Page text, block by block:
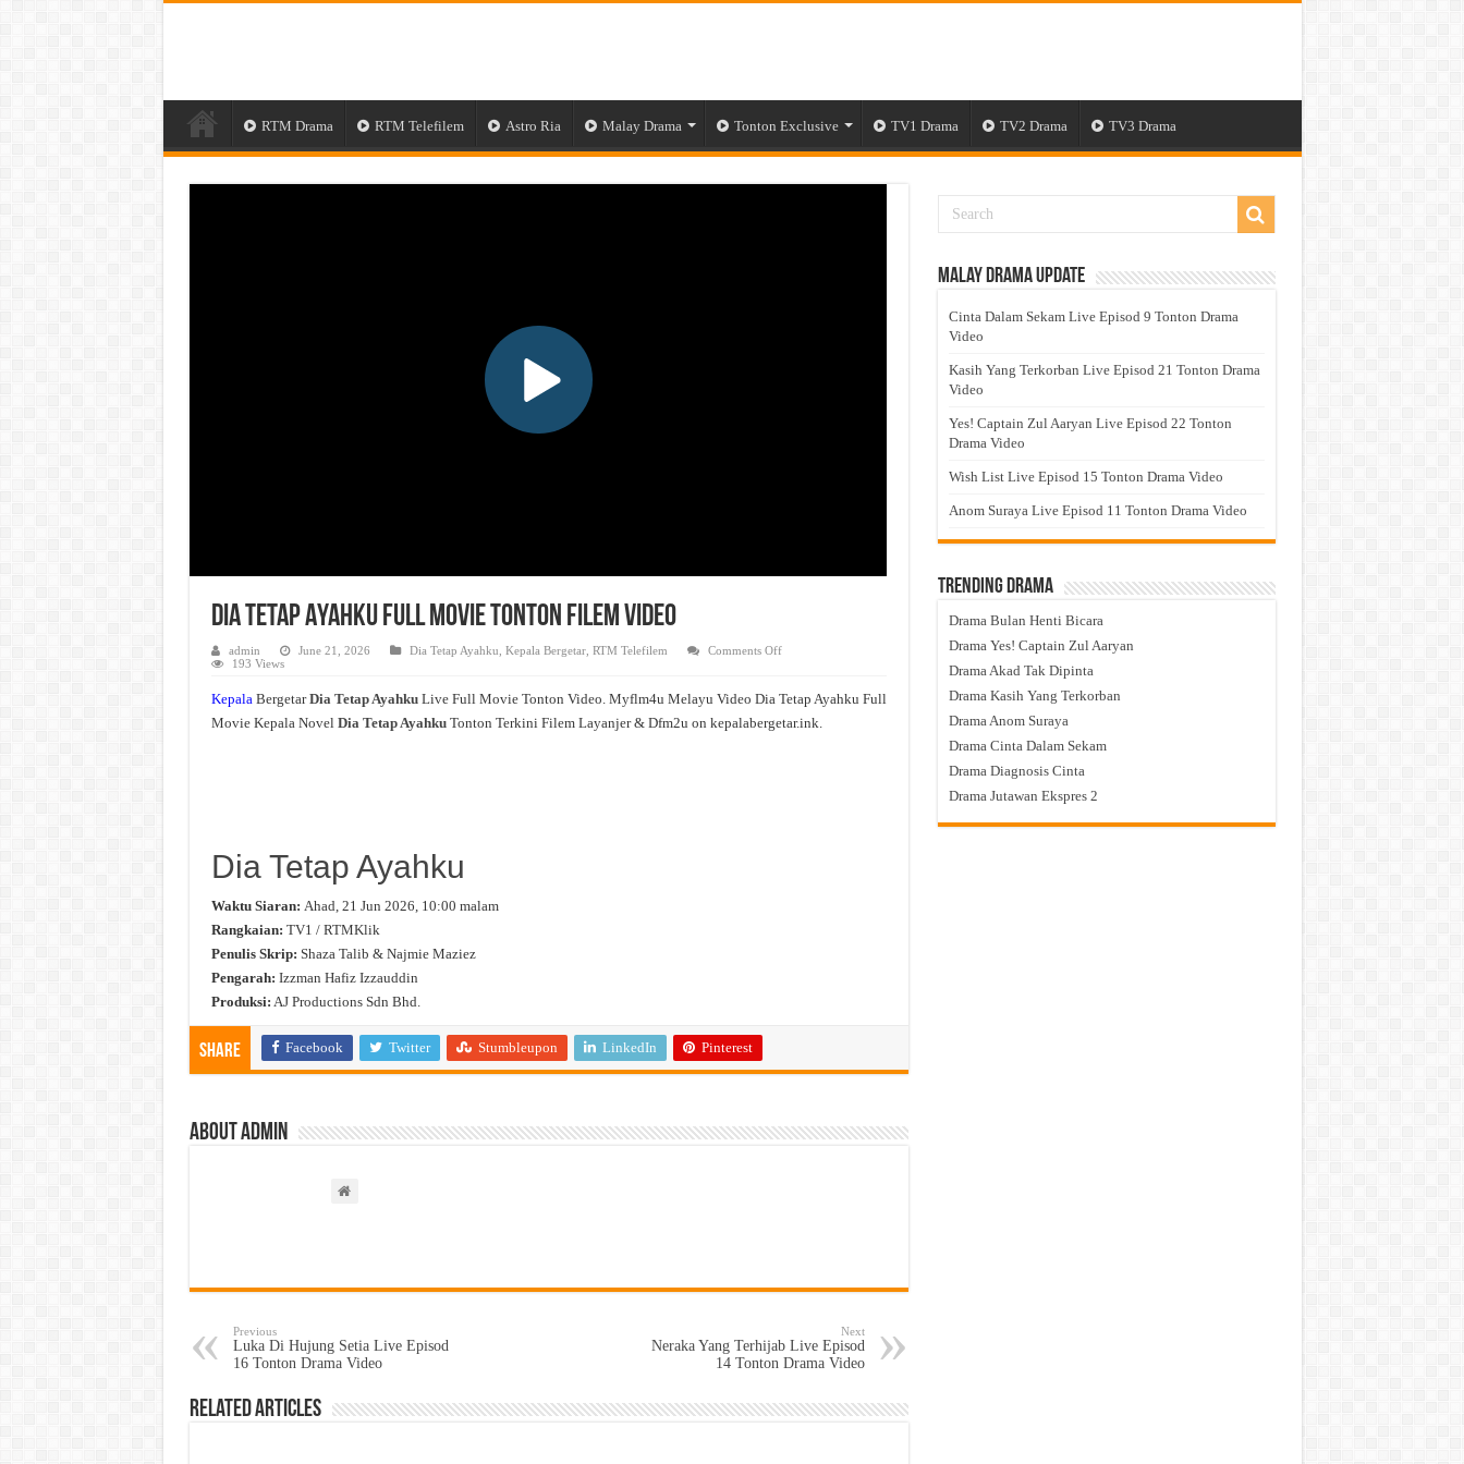
RTM Drama RTM Telefilem Astro Ria Malay Drama Tonton Exclusive TV1 Drama TV2 Drama TV3 Drama
Dia Tetap Ayahku Full Movie Tonton Filem Video
admin June 21, 2026 Dia Tetap Ayahku Kepala Bergetar, RTM Telefilem Comments Offon
Full
Tonton
193 Views
KepalaBergetarDia Tetap Ayahku Live Full Movie Tonton Video. Myflm4u Melayu Video Dia Tetap Ayahku Full
Movie Kepala NovelDia Tetap Ayahku Tonton Terkini Filem Layanjer & Dfm2u on kepalabergetar.ink.
Dia Tetap Ayahku
Waktu Siaran: Ahad, 21 Jun 2026, 10:00 malam
Rangkaian: TV1 / RTMKlik
Penulis Skrip: Shaza Talib & Najmie Maziez
Pengarah: Izzman Hafiz Izzauddin
Produksi: AJ Productions Sdn Bhd.
Share Facebook Twitter Stumbleupon LinkedIn Pinterest
About admin
Previous
Luka Di Hujung Setia Live Episod
16 Tonton Drama Video
Next
Neraka Yang Terhijab Live Episod
14 Tonton Drama Video
Related Articles
Malay Drama Update
Cinta Dalam Sekam Live Episod 9 Tonton Drama
Video
Kasih Yang Terkorban Live Episod 21 Tonton Drama
Video
Yes! Captain Zul Aaryan Live Episod 22 Tonton
Drama Video
Wish List Live Episod 15 Tonton Drama Video
Anom Suraya Live Episod 11 Tonton Drama Video
Trending Drama
Drama Bulan Henti Bicara
Drama Yes! Captain Zul Aaryan
Drama Akad Tak Dipinta
Drama Kasih Yang Terkorban
Drama Anom Suraya
Drama Cinta Dalam Sekam
Drama Diagnosis Cinta
Drama Jutawan Ekspres 2